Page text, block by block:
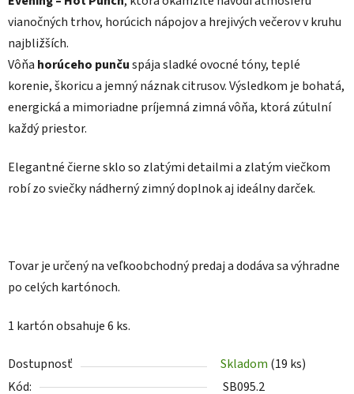
vianočných trhov, horúcich nápojov a hrejivých večerov v kruhu
najbližších.
Vôňa horúceho punčuspája sladké ovocné tóny, teplé
korenie, škoricu a jemný náznak citrusov. Výsledkom je bohatá,
energická a mimoriadne príjemná zimná vôňa, ktorá zútulní
každý priestor.
Elegantné čierne sklo so zlatými detailmi a zlatým viečkom
robí zo sviečky nádherný zimný doplnok aj ideálny darček.
Tovar je určený na veľkoobchodný predaj a dodáva sa výhradne
po celých kartónoch.
1 kartón obsahuje 6 ks.
Dostupnosť Skladom (19 ks)
Kód:
SB095.2